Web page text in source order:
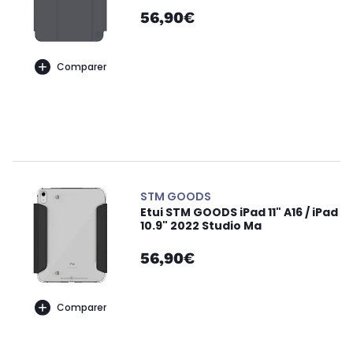
Comparer
56,90€
Comparer
STM GOODS
Etui STM GOODS iPad 11" A16 / iPad
10.9" 2022 Studio Ma
56,90€